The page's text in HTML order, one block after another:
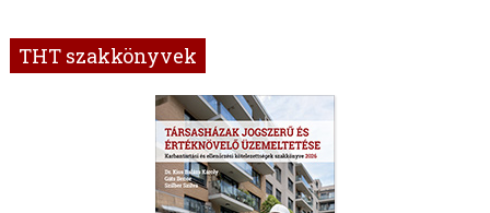
THT szakkönyvek